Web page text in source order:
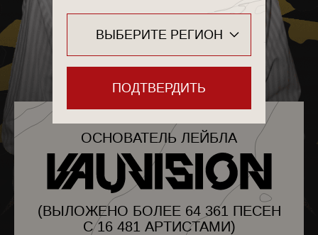
ВЫБЕРИТЕ РЕГИОН
БЕЛАРУСЬ
УКРАИНА
АФГАНИСТАН
АЛБАНИЯ
АЛЖИР
ANDORRA
АНДОРРА
АРГЕНТИНА
ПОДТВЕРДИТЬ
ОСНОВАТЕЛЬ ЛЕЙБЛА
(ВЫЛОЖЕНО БОЛЕЕ 64 361 ПЕСЕН
С 16 481 АРТИСТАМИ)